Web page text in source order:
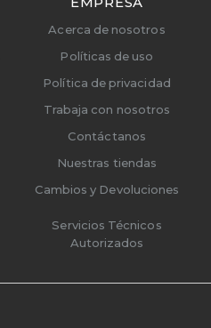
Acerca de nosotros
Políticas de uso
Política de privacidad
Trabaja con nosotros
Contáctanos
Nuestras tiendas
Cambios y Devoluciones
Servicios Técnicos
Autorizados